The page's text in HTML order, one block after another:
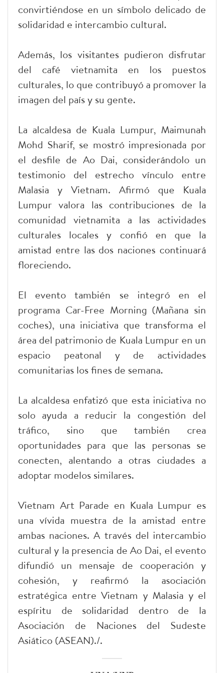
convirtiéndose en un símbolo delicado de
solidaridad e intercambio cultural.
Además, los visitantes pudieron disfrutar
del café vietnamita en los puestos
culturales, lo que contribuyó a promover la
imagen del país y su gente.
La alcaldesa de Kuala Lumpur, Maimunah
Mohd Sharif, se mostró impresionada por
el desfile de Ao Dai, considerándolo un
testimonio del estrecho vínculo entre
Malasia y Vietnam. Afirmó que Kuala
Lumpur valora las contribuciones de la
comunidad vietnamita a las actividades
culturales locales y confió en que la
amistad entre las dos naciones continuará
floreciendo.
El evento también se integró en el
programa Car-Free Morning (Mañana sin
coches), una iniciativa que transforma el
área del patrimonio de Kuala Lumpur en un
espacio peatonal y de actividades
comunitarias los fines de semana.
La alcaldesa enfatizó que esta iniciativa no
solo ayuda a reducir la congestión del
tráfico, sino que también crea
oportunidades para que las personas se
conecten, alentando a otras ciudades a
adoptar modelos similares.
Vietnam Art Parade en Kuala Lumpur es
una vívida muestra de la amistad entre
ambas naciones. A través del intercambio
cultural y la presencia de Ao Dai, el evento
difundió un mensaje de cooperación y
cohesión, y reafirmó la asociación
estratégica entre Vietnam y Malasia y el
espíritu de solidaridad dentro de la
Asociación de Naciones del Sudeste
Asiático (ASEAN)./.